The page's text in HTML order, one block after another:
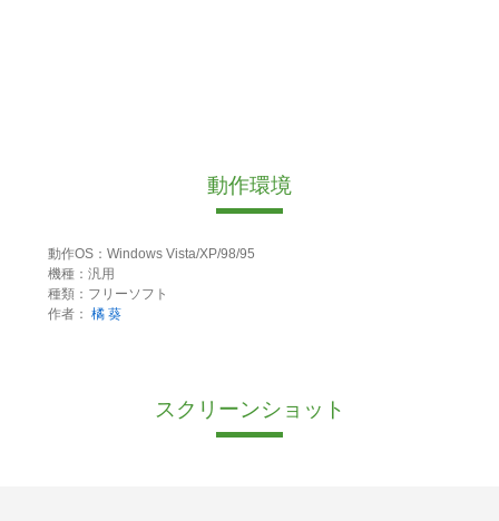
動作環境
動作OS：Windows Vista/XP/98/95
機種：汎用
種類：フリーソフト
作者： 橘 葵
スクリーンショット